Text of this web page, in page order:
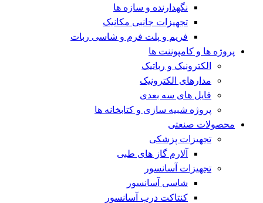
نگهدارنده و سازه ها
تجهیزات جانبی مکانیک
فریم و پلت فرم و شاسی ربات
پروژه ها و کامپوننت ها
الکترونیک و رباتیک
مدارهای الکترونیک
فایل های سه بعدی
پروژه شبیه سازی و کتابخانه ها
محصولات صنعتی
تجهیزات پزشکی
آلارم گاز های طبی
تجهیزات آسانسور
شاسی آسانسور
کنتاکت درب آسانسور